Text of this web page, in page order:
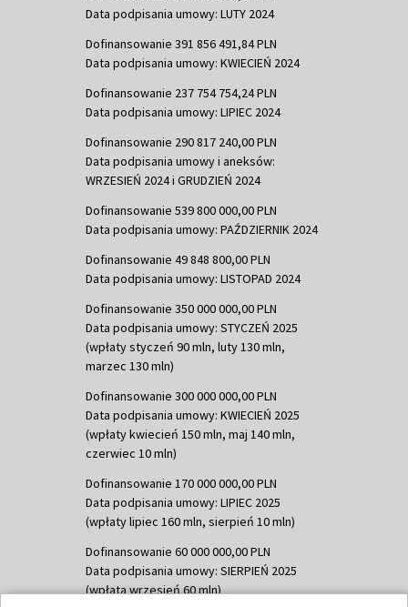
Data podpisania umowy: LUTY 2024
Dofinansowanie 391 856 491,84 PLN
Data podpisania umowy: KWIECIEŃ 2024
Dofinansowanie 237 754 754,24 PLN
Data podpisania umowy: LIPIEC 2024
Dofinansowanie 290 817 240,00 PLN
Data podpisania umowy i aneksów:
WRZESIEŃ 2024 i GRUDZIEŃ 2024
Dofinansowanie 539 800 000,00 PLN
Data podpisania umowy: PAŹDZIERNIK 2024
Dofinansowanie 49 848 800,00 PLN
Data podpisania umowy: LISTOPAD 2024
Dofinansowanie 350 000 000,00 PLN
Data podpisania umowy: STYCZEŃ 2025
(wpłaty styczeń 90 mln, luty 130 mln,
marzec 130 mln)
Dofinansowanie 300 000 000,00 PLN
Data podpisania umowy: KWIECIEŃ 2025
(wpłaty kwiecień 150 mln, maj 140 mln,
czerwiec 10 mln)
Dofinansowanie 170 000 000,00 PLN
Data podpisania umowy: LIPIEC 2025
(wpłaty lipiec 160 mln, sierpień 10 mln)
Dofinansowanie 60 000 000,00 PLN
Data podpisania umowy: SIERPIEŃ 2025
(wpłata wrzesień 60 mln)